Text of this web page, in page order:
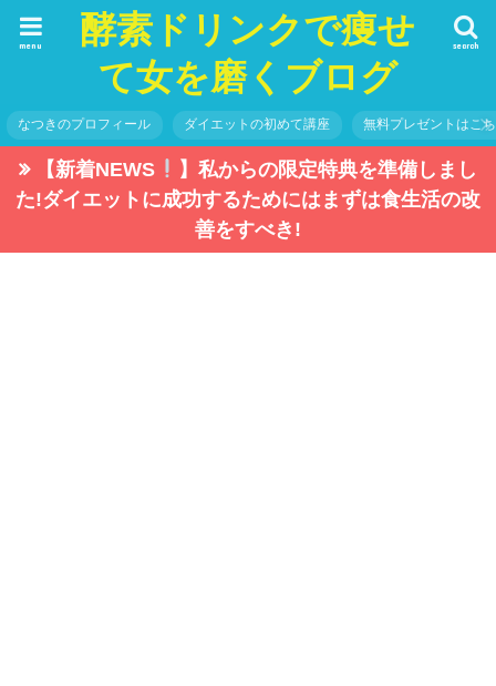
酵素ドリンクで痩せ
て女を磨くブログ
search
menu
なつきのプロフィール ダイエットの初めて講座 無料プレゼントはこ
【新着NEWS
】私からの限定特典を準備しまし
た!ダイエットに成功するためにはまずは食生活の改
善をすべき!